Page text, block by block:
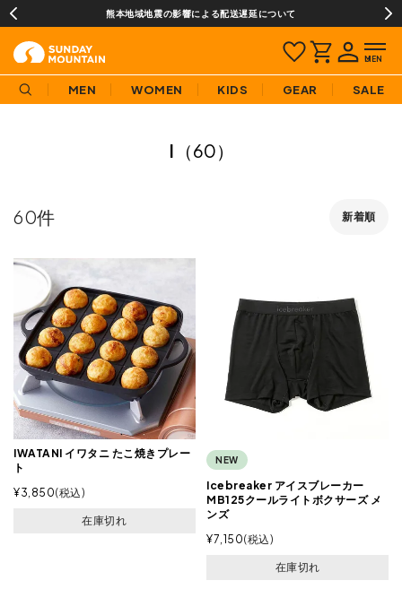
¥3,980(税込)以上のご購入で送料無料!
MEN WOMEN KIDS GEAR SALE
I （60）
新着順
60
IWATANI イワタニ たこ焼きプレー
ト
¥3,850 税込
在庫切れ
NEW
Icebreaker アイスブレーカー
MB125クールライトボクサーズ メ
ンズ
¥7,150 税込
在庫切れ